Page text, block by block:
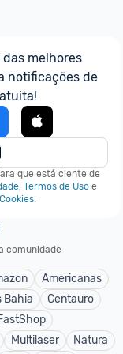
melhores
notificações de
que está ciente de
, Termos de Uso e
.
comunidade
Americanas
Bahia
Centauro
Multilaser
Natura